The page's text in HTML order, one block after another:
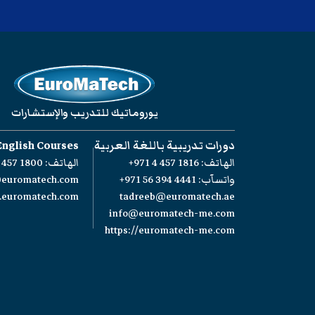
يوروماتيك للتدريب والإستشارات
دورات تدريبية باللغة العربية
الهاتف:+971 4 457 1816
واتسآب:+971 56 394 4441
tadreeb@euromatech.ae
info@euromatech-me.com
https://euromatech-me.com
Courses
الهاتف: 1800